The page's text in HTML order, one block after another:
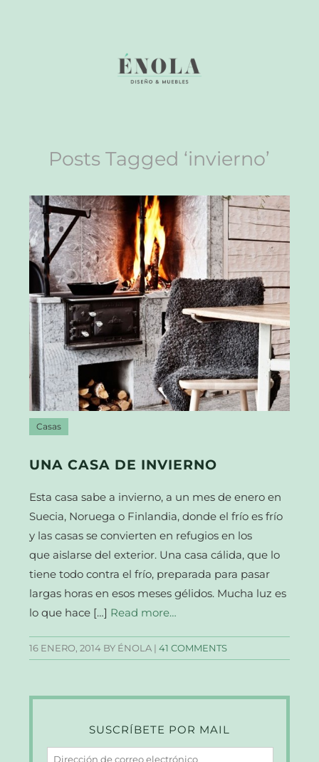
Posts Tagged ‘invierno’
Casas
UNA CASA DE INVIERNO
Esta casa sabe a invierno, a un mes de enero en
Suecia, Noruega o Finlandia, donde el frío es frío
y las casas se convierten en refugios en los
que aislarse del exterior. Una casa cálida, que lo
tiene todo contra el frío, preparada para pasar
largas horas en esos meses gélidos. Mucha luz es
lo que hace […] Read more…
16 ENERO, 2014 BY ÉNOLA |41 COMMENTS
SUSCRÍBETE POR MAIL
Dirección